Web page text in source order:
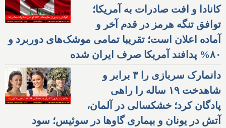
کانادا و افت صادرات به آمریکا؛
توافق تنگه هرمز در قدم آخر و
آماده اعلان است؛ تقریبا تمامی موشک‌های دوربرد و
۸۰% پدافند آمریکا صرف ایران شده
دانمارک سربازی را ۳ برابر و
شاهدخت ۱۹ ساله را راهی
پادگان کرد؛ خشکسالی در آلمان،
آتش در یونان و بیماری گاوها در سوئیس؛ سود